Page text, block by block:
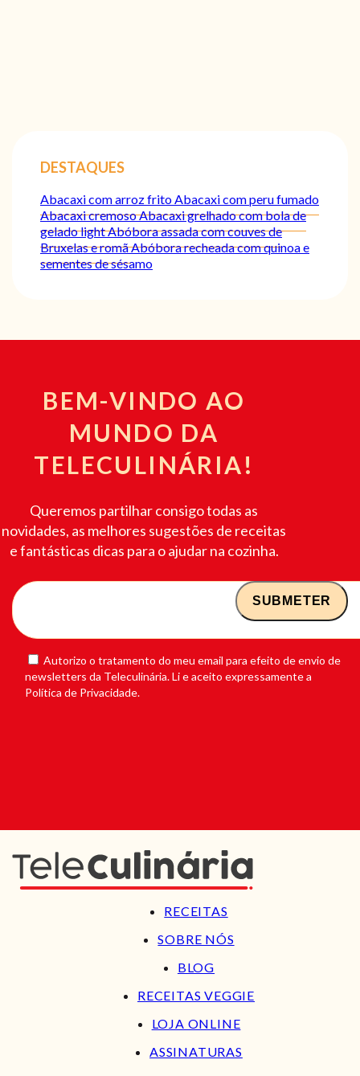
DESTAQUES
Abacaxi com arroz fritoAbacaxi com peru fumado
Abacaxi cremosoAbacaxi grelhado com bola de
gelado lightAbóbora assada com couves de
Bruxelas e romãAbóbora recheada com quinoa e
sementes de sésamo
BEM-VINDO AO
MUNDO DA
TELECULINÁRIA!
Queremos partilhar consigo todas as
novidades, as melhores sugestões de receitas
e fantásticas dicas para o ajudar na cozinha.
Autorizo o tratamento do meu email para efeito de envio de
newsletters da Teleculinária. Li e aceito expressamente a
Política de Privacidade.
RECEITAS
SOBRE NÓS
BLOG
RECEITAS VEGGIE
LOJA ONLINE
ASSINATURAS